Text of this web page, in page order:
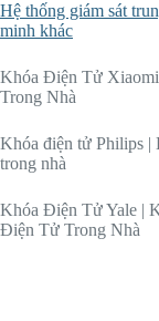
Hệ thống giám sát
minh khác
Khóa Điện Tử
Trong Nhà
Khóa điện tử Philips |
trong nhà
Khóa Điện Tử Yale |
Điện Tử Trong Nhà